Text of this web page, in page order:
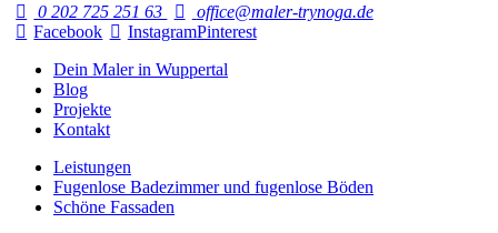
0 202 725 251 63
office@maler-trynoga.de
Facebook
InstagramPinterest
Dein Maler in Wuppertal
Blog
Projekte
Kontakt
Leistungen
Fugenlose Badezimmer und fugenlose Böden
Schöne Fassaden